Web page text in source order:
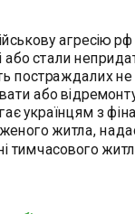
агресію
або стали
постраждалих
або
українцям з
житла,
тимчасового